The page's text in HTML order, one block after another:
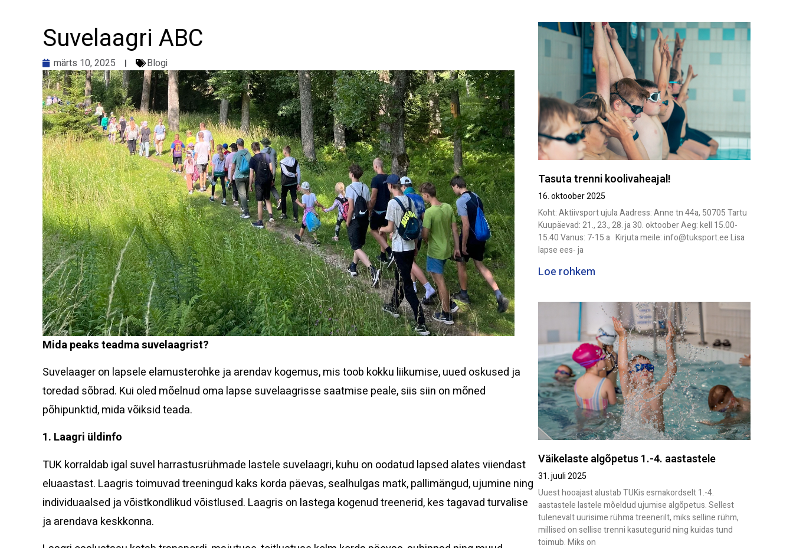
Suvelaagri ABC
märts 10, 2025 Blogi
Mida peaks teadma suvelaagrist?
Suvelaager on lapsele elamusterohke ja arendav kogemus, mis toob kokku liikumise, uued oskused ja
toredad sõbrad. Kui oled mõelnud oma lapse suvelaagrisse saatmise peale, siis siin on mõned
põhipunktid, mida võiksid teada.
1. Laagri üldinfo
TUK korraldab igal suvel harrastusrühmade lastele suvelaagri, kuhu on oodatud lapsed alates viiendast
eluaastast. Laagris toimuvad treeningud kaks korda päevas, sealhulgas matk, pallimängud, ujumine ning
individuaalsed ja võistkondlikud võistlused. Laagris on lastega kogenud treenerid, kes tagavad turvalise
ja arendava keskkonna.
Tasuta trenni koolivaheajal!
16. oktoober 2025
Koht: Aktiivsport ujula Aadress: Anne tn 44a, 50705 Tartu
Kuupäevad: 21., 23., 28. ja 30. oktoober Aeg: kell 15.00-
15.40 Vanus: 7-15 a Kirjuta meile: info@tuksport.ee Lisa
lapse ees- ja
Loe rohkem
Väikelaste algõpetus 1.-4. aastastele
31. juuli 2025
Uuest hooajast alustab TUKis esmakordselt 1.-4.
aastastele lastele mõeldud ujumise algõpetus. Sellest
tulenevalt uurisime rühma treenerilt, miks selline rühm,
millised on sellise trenni kasutegurid ning kuidas tund
toimub. Miks on